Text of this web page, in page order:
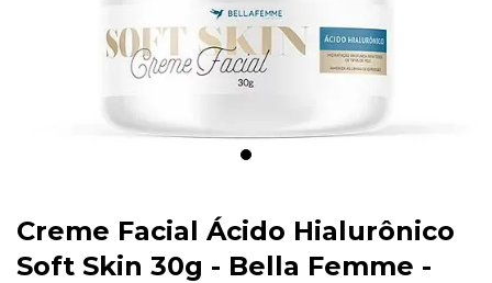
Creme Facial Ácido Hialurônico
Soft Skin 30g - Bella Femme -